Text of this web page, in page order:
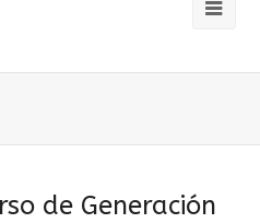
de Generación